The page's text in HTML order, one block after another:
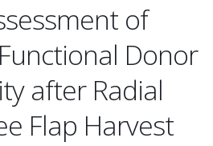
of
Donor
after Radial
Flap Harvest